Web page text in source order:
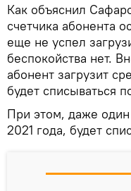
Как объяснил
счетчика абонента
еще не успел
беспокойства нет.
абонент загрузит
будет списываться
При этом, даже
2021 года, будет